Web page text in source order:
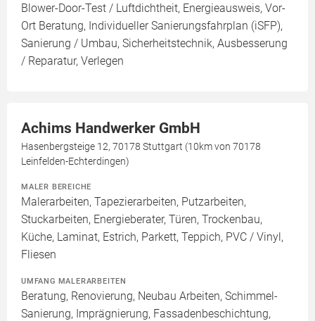
Blower-Door-Test / Luftdichtheit, Energieausweis, Vor-
Ort Beratung, Individueller Sanierungsfahrplan (iSFP),
Sanierung / Umbau, Sicherheitstechnik, Ausbesserung
/ Reparatur, Verlegen
Achims Handwerker GmbH
Hasenbergsteige 12, 70178 Stuttgart (10km von 70178
Leinfelden-Echterdingen)
MALER BEREICHE
Malerarbeiten, Tapezierarbeiten, Putzarbeiten,
Stuckarbeiten, Energieberater, Türen, Trockenbau,
Küche, Laminat, Estrich, Parkett, Teppich, PVC / Vinyl,
Fliesen
UMFANG MALERARBEITEN
Beratung, Renovierung, Neubau Arbeiten, Schimmel-
Sanierung, Imprägnierung, Fassadenbeschichtung,